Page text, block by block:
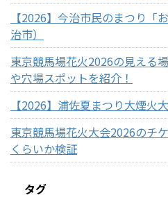
【2026】今治市民のまつり「
治市）
東京競馬場花火2026の見える
や穴場スポットを紹介！
【2026】浦佐夏まつり大煙火
東京競馬場花火大会2026のチ
くらいか検証
タグ